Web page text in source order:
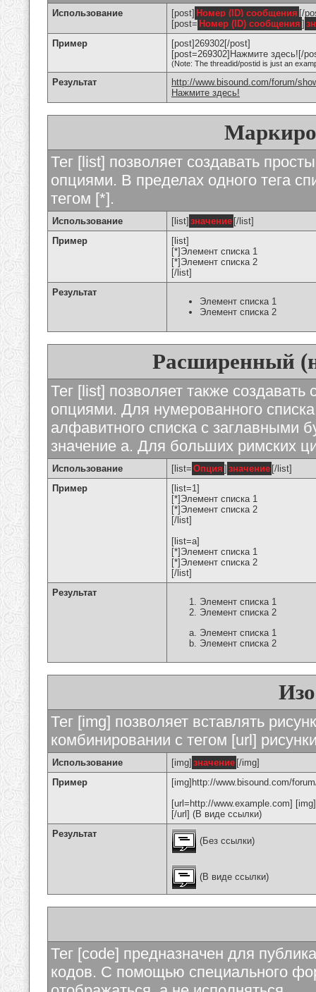
Использование [post] Номер (ID) сообщения [/
[post= Номер (ID) сообщения ]
Пример
[post]269302[/post]
[post=269302]Нажмите здесь![/
(Note: The threadid/postid is just an
Результат
http://www.bisound.com/forum/
Нажмите здесь!
Тег [list] позволяет создавать
опциями. В пределах одного тега
тегом [*].
Использование [list] значение [/list]
Пример
[list]
[*]Элемент списка 1
[*]Элемент списка 2
[/list]
Результат
Элемент списка 1
Элемент списка 2
Расширенный
Тег [list] позволяет также
опциями. Для нумерованного
алфавитного списка с заглавными
значение а. Для больших римских
Использование [list= Опция ] значение [/list]
Пример
[list=1]
[*]Элемент списка 1
[*]Элемент списка 2
[/list]
[list=a]
[*]Элемент списка 1
[*]Элемент списка 2
[/list]
Результат
Элемент списка 1
Элемент списка 2
Элемент списка 1
Элемент списка 2
Тег [img] позволяет вставлять
комбинировании с тегом [url]
Использование [img] значение [/img]
Пример
[img]http://www.bisound.com/
[url=http://www.example.com]
[/url] (В виде ссылки)
Результат
(Без ссылки)
(В виде ссылки)
Тег [code] предназначен для
кодов. С помощью специального